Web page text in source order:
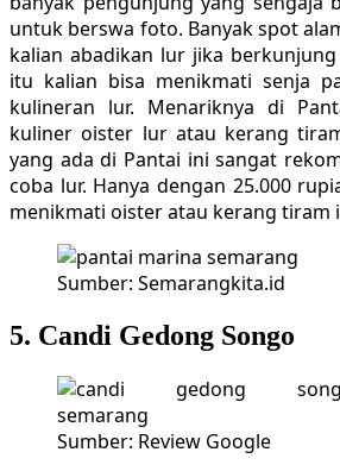
untuk berswa foto. Banyak spot
kalian abadikan lur jika
itu kalian bisa menikmati senja
kulineran lur. Menariknya di
kuliner oister lur atau kerang
yang ada di Pantai ini sangat
coba lur. Hanya dengan 25.000
menikmati oister atau kerang tiram
Sumber: Semarangkita.id
5. Candi Gedong Songo
Sumber: Review Google